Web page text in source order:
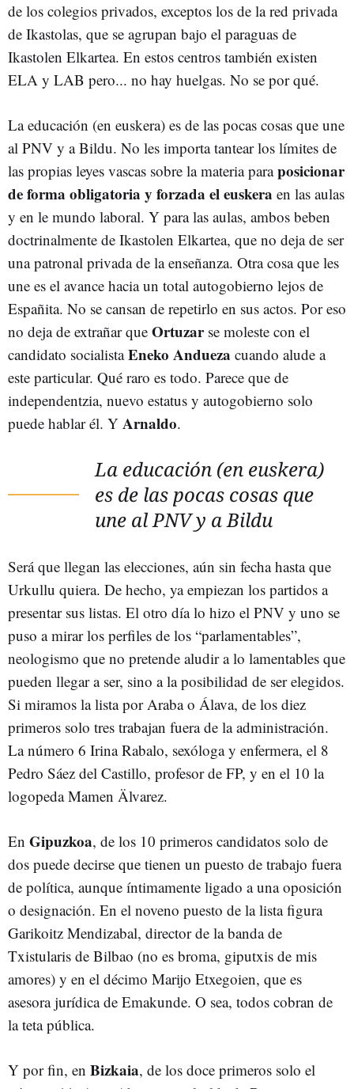
de los colegios privados, exceptos los de la red privada
de Ikastolas, que se agrupan bajo el paraguas de
Ikastolen Elkartea. En estos centros también existen
ELA y LAB pero... no hay huelgas. No se por qué.
La educación (en euskera) es de las pocas cosas que une
al PNV y a Bildu. No les importa tantear los límites de
las propias leyes vascas sobre la materia paraposicionar
de forma obligatoria y forzada el euskera en las aulas
y en le mundo laboral. Y para las aulas, ambos beben
doctrinalmente de Ikastolen Elkartea, que no deja de ser
una patronal privada de la enseñanza. Otra cosa que les
une es el avance hacia un total autogobierno lejos de
Españita. No se cansan de repetirlo en sus actos. Por eso
no deja de extrañar que Ortuzarse moleste con el
candidato socialistaEneko Andueza cuando alude a
este particular. Qué raro es todo. Parece que de
independentzia, nuevo estatus y autogobierno solo
puede hablar él. Y Arnaldo.
La educación (en euskera)
es de las pocas cosas que
une al PNV y a Bildu
Será que llegan las elecciones, aún sin fecha hasta que
Urkullu quiera. De hecho, ya empiezan los partidos a
presentar sus listas. El otro día lo hizo el PNV y uno se
puso a mirar los perfiles de los “parlamentables”,
neologismo que no pretende aludir a lo lamentables que
pueden llegar a ser, sino a la posibilidad de ser elegidos.
Si miramos la lista por Araba o Álava, de los diez
primeros solo tres trabajan fuera de la administración.
La número 6 Irina Rabalo, sexóloga y enfermera, el 8
Pedro Sáez del Castillo, profesor de FP, y en el 10 la
logopeda Mamen Älvarez.
En Gipuzkoa, de los 10 primeros candidatos solo de
dos puede decirse que tienen un puesto de trabajo fuera
de política, aunque íntimamente ligado a una oposición
o designación. En el noveno puesto de la lista figura
Garikoitz Mendizabal, director de la banda de
Txistularis de Bilbao (no es broma, giputxis de mis
amores) y en el décimo Marijo Etxegoien, que es
asesora jurídica de Emakunde. O sea, todos cobran de
la teta pública.
Y por fin, en Bizkaia, de los doce primeros solo el